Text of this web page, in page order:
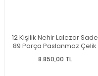
12 Kişilik Nehir Lalezar Sade
89 Parça Paslanmaz Çelik
8.850,00 TL